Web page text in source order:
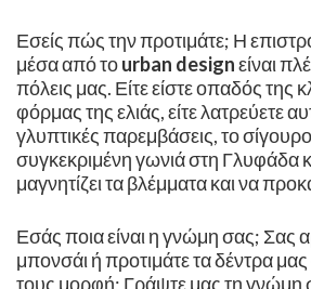
Εσείς πώς την προτιμάτε; ​Η
μέσα από τοurban designείναι
πόλεις μας. Είτε είστε οπαδός της
φόρμας της ελιάς, είτε λατρεύετε
γλυπτικές παρεμβάσεις, το σίγουρο
συγκεκριμένη γωνιά στη Γλυφάδα
μαγνητίζει τα βλέμματα και να
​Εσάς ποια είναι η γνώμη σας; Σας
μπονσάι ή προτιμάτε τα δέντρα
τους μορφή; Γράψτε μας τη γνώμη